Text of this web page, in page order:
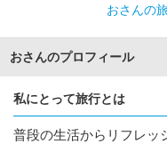
おさんの
おさんのプロフィール
私にとって旅行とは
普段の生活からリフレッ